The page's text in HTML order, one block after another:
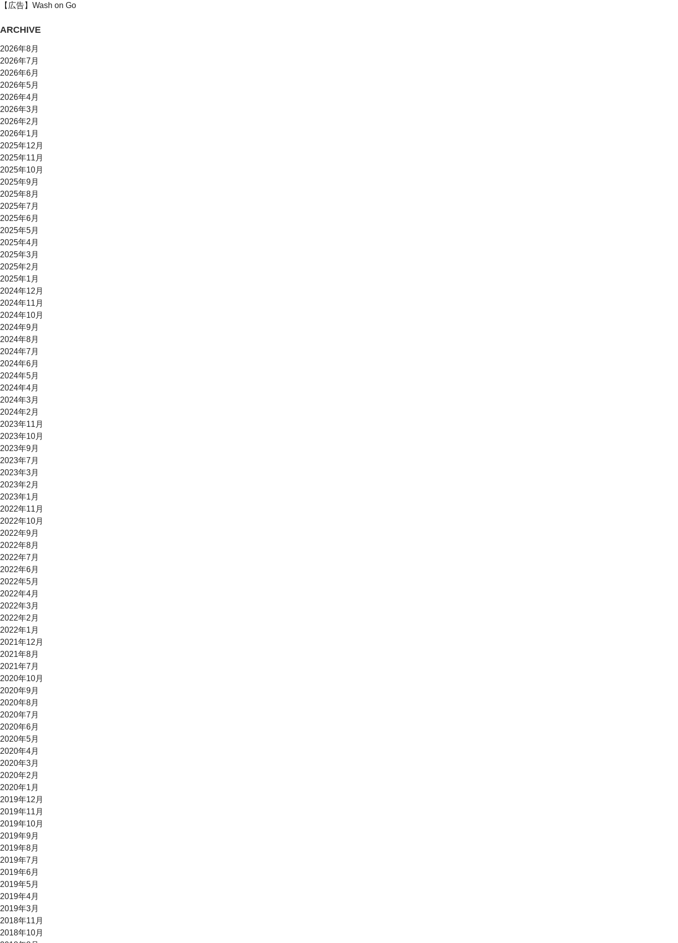
【広告】Wash on Go
ARCHIVE
2026年8月
2026年7月
2026年6月
2026年5月
2026年4月
2026年3月
2026年2月
2026年1月
2025年12月
2025年11月
2025年10月
2025年9月
2025年8月
2025年7月
2025年6月
2025年5月
2025年4月
2025年3月
2025年2月
2025年1月
2024年12月
2024年11月
2024年10月
2024年9月
2024年8月
2024年7月
2024年6月
2024年5月
2024年4月
2024年3月
2024年2月
2023年11月
2023年10月
2023年9月
2023年7月
2023年3月
2023年2月
2023年1月
2022年11月
2022年10月
2022年9月
2022年8月
2022年7月
2022年6月
2022年5月
2022年4月
2022年3月
2022年2月
2022年1月
2021年12月
2021年8月
2021年7月
2020年10月
2020年9月
2020年8月
2020年7月
2020年6月
2020年5月
2020年4月
2020年3月
2020年2月
2020年1月
2019年12月
2019年11月
2019年10月
2019年9月
2019年8月
2019年7月
2019年6月
2019年5月
2019年4月
2019年3月
2018年11月
2018年10月